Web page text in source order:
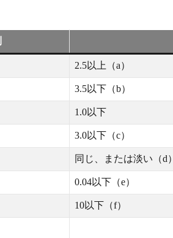
2.5以上（a）
3.5以下（b）
1.0以下
3.0以下（c）
同じ、または淡い（d）
0.04以下（e）
10以下（f）